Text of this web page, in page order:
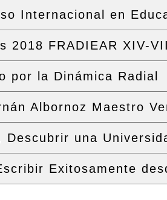
Internacional en
2018 FRADIEAR XIV-
por la Dinámica Radial
Albornoz Maestro
Descubrir una
Exitosamente